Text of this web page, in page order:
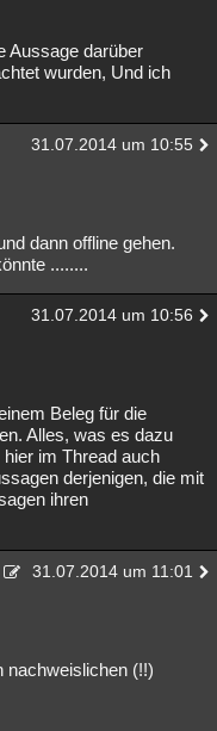
Aussage darüber
wurden, Und ich
31.07.2014 um 10:55
dann offline gehen.
........
31.07.2014 um 10:56
Beleg für die
Alles, was es dazu
im Thread auch
derjenigen, die mit
ihren
31.07.2014 um 11:01
nachweislichen (!!)